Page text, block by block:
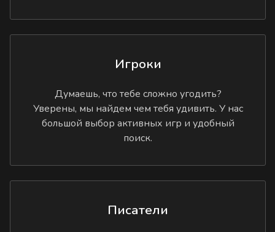
Игроки
Думаешь, что тебе сложно угодить?
Уверены, мы найдем чем тебя удивить. У нас
большой выбор активных игр и удобный
поиск.
Писатели